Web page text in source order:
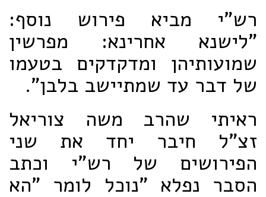
רש"י מביא פירוש נוסף:
"לישנא אחרינא: מפרשין
שמועותיהן ומדקדקים בטעמו
של דבר עד שמתיישב בלבן".
ראיתי שהרב משה צוריאל
זצ"ל חיבר יחד את שני
הפירושים של רש"י וכתב
הסבר נפלא "נוכל לומר "הא